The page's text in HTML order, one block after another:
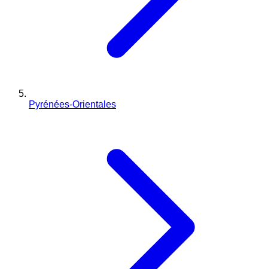
Pyrénées-Orientales